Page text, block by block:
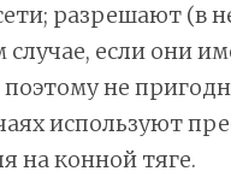
разрешают (в
если они
поэтому не
используют
на конной тяге.